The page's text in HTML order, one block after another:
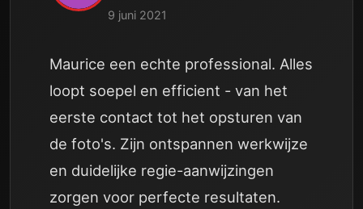
9 juni 2021
Maurice een echte professional. Alles
loopt soepel en efficient - van het
eerste contact tot het opsturen van
de foto's. Zijn ontspannen werkwijze
en duidelijke regie-aanwijzingen
zorgen voor perfecte resultaten.